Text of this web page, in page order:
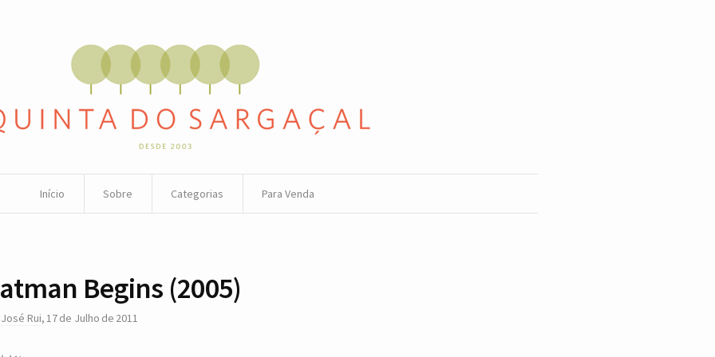
Início Sobre Categorias Para Venda
Begins (2005)
José Rui,17 de Julho de 2011